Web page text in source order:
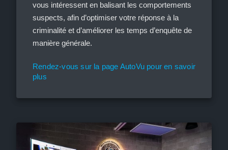
vous intéressent en balisant les comportements
suspects, afin d’optimiser votre réponse à la
criminalité et d’améliorer les temps d’enquête de
manière générale.
Rendez-vous sur la page AutoVu pour en savoir
plus